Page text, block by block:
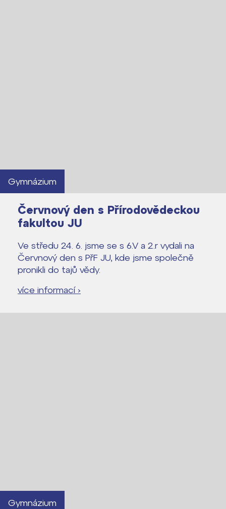
Gymnázium
Červnový den s Přírodovědeckou
fakultou JU
Ve středu 24. 6. jsme se s 6.V a 2.r vydali na
Červnový den s PřF JU, kde jsme společně
pronikli do tajů vědy.
více informací ›
Gymnázium
Kontakt